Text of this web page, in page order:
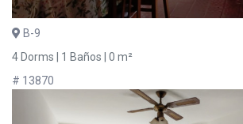
B-9
4 Dorms | 1 Baños | 0 m²
# 13870